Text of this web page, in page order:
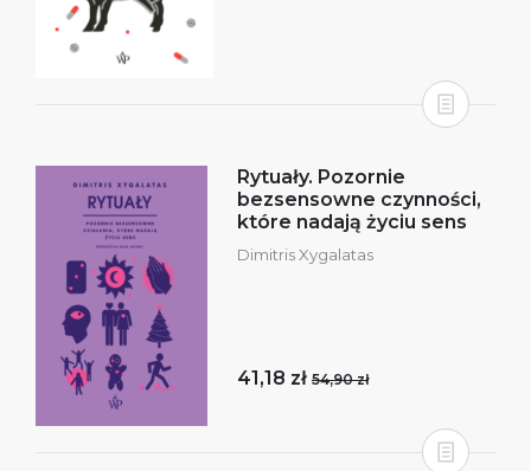
Rytuały. Pozornie
bezsensowne czynności,
które nadają życiu sens
Dimitris Xygalatas
41,18 zł 54,90 zł